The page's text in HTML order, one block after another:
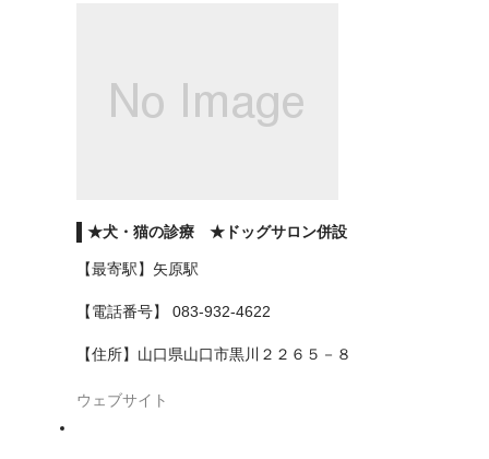
東久留米市
板橋区
江東区
★犬・猫の診療 ★ドッグサロン併設
【最寄駅】矢原駅
【電話番号】 083-932-4622
【住所】山口県山口市黒川２２６５－８
ウェブサイト